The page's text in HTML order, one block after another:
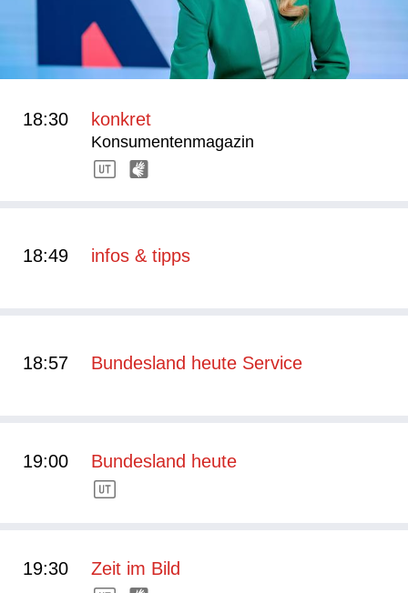
18:30 konkret
Konsumentenmagazin
18:49 infos & tipps
18:57 Bundesland heute Service
19:00 Bundesland heute
19:30 Zeit im Bild